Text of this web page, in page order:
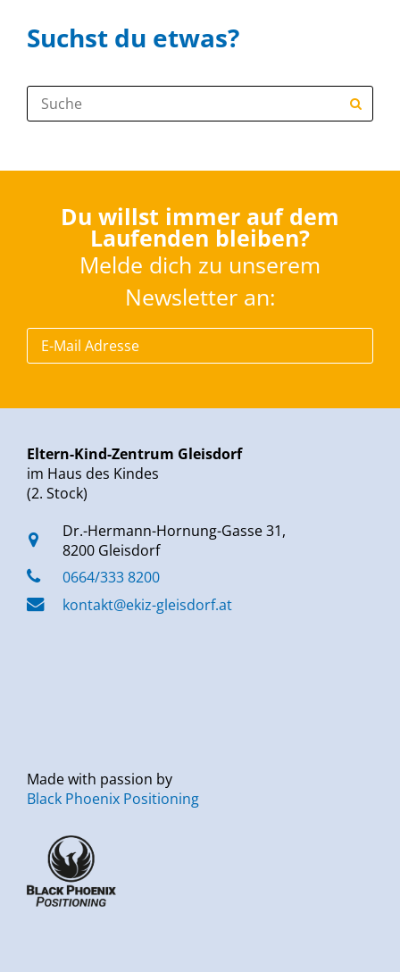
Suchst du etwas?
Suche:
Du willst immer auf dem
Laufenden bleiben?
Melde dich zu unserem
Newsletter an:
Eltern-Kind-Zentrum Gleisdorf
im Haus des Kindes
(2. Stock)
Dr.-Hermann-Hornung-Gasse 31,
8200 Gleisdorf
0664/333 8200
kontakt@ekiz-gleisdorf.at
Made with passion by
Black Phoenix Positioning